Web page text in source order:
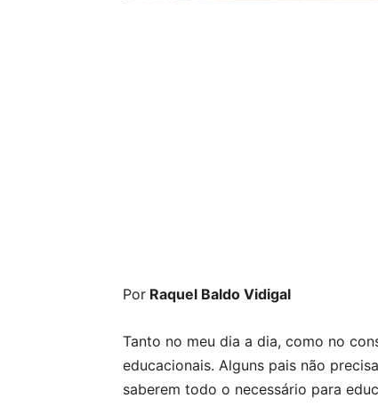
Por Raquel Baldo Vidigal
Tanto no meu dia a dia, como no
educacionais. Alguns pais não
saberem todo o necessário para